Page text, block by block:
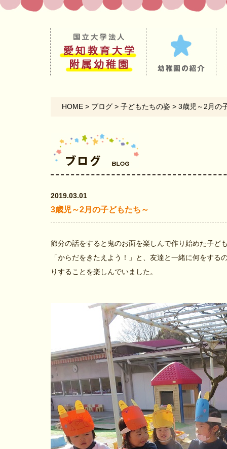
HOME > ブログ > 子どもたちの姿 > 3歳児～2月の
2019.03.01
3歳児～2月の子どもたち～
節分の話をすると鬼のお面を楽しんで作り始めた子ど
「からだをきたえよう！」と、友達と一緒に何をす
りすることを楽しんでいました。